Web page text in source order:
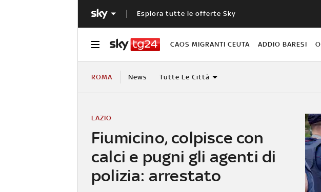
Esplora tutte le offerte Sky
CAOS MIGRANTI CEUTA ADDIO BARESI
ROMA News Tutte Le Città
Fiumicino, colpisce con
calci e pugni gli agenti di
polizia: arrestato
LAZIO